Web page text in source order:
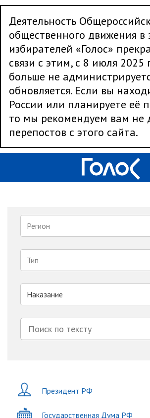
Деятельность
общественного движения в
избирателей «Голос»
связи с этим, с 8 июля 2025
больше не
обновляется. Если вы
России или планируете её
то мы рекомендуем вам не
перепостов с этого сайта.
Регион
Тип
Наказание
Президент РФ
Государственная Дума РФ